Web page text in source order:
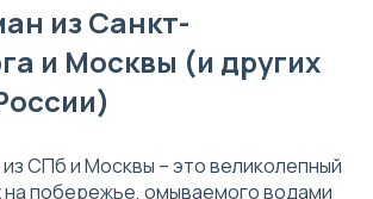
из Санкт-
и Москвы (и других
СПб и Москвы – это великолепный
на побережье, омываемого водами